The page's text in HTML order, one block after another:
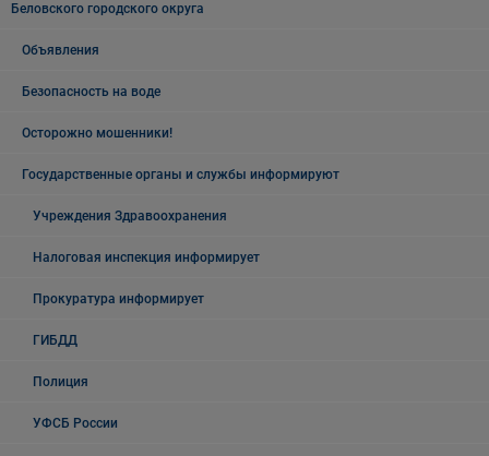
Беловского городского округа
Объявления
Безопасность на воде
Осторожно мошенники!
Государственные органы и службы информируют
Учреждения Здравоохранения
Налоговая инспекция информирует
Прокуратура информирует
ГИБДД
Полиция
УФСБ России